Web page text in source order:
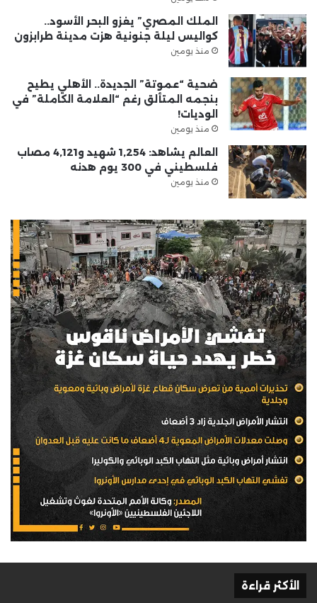
الملك المصري” يغزو البحر الأسود..
كواليس ليلة جنونية هزت مدينة طرابزون
منذ يومين
ضحية “عموتة” الجديدة.. الأهلي يطيح
بنجمه المتألق رغم “العلامة الكاملة” في
الوديات!
منذ يومين
العالم يشاهد: 1,254 شهيد و4,121 مصاب
فلسطيني في 300 يوم هدنه
منذ يومين
الأكثر قراءة